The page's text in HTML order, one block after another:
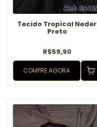
Tecido Tropical Neder
Preto
R$59,90
COMPRE AGORA